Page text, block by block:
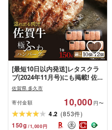
[最短10日以内発送]レタスクラ
ブ(2024年11月号)にも掲載! 佐賀
牛極ふわ 老舗のハンバーグ
150g×10個 12個 佐賀県産 国産
佐賀牛 黒毛和牛 和牛 牛 極肉か
わの ハンバーグ 冷凍 10000
10000円 12000 12000円 b-72
佐賀県 多久市
寄付金額 10,000 円〜
4.2 (853件)
150g /1,000円